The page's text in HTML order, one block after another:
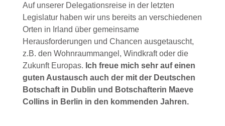
Auf unserer Delegationsreise in der letzten
Legislatur haben wir uns bereits an verschiedenen
Orten in Irland über gemeinsame
Herausforderungen und Chancen ausgetauscht,
z.B. den Wohnraummangel, Windkraft oder die
Zukunft Europas. Ich freue mich sehr auf einen
guten Austausch auch der mit der Deutschen
Botschaft in Dublin und Botschafterin Maeve
Collins in Berlin in den kommenden Jahren.